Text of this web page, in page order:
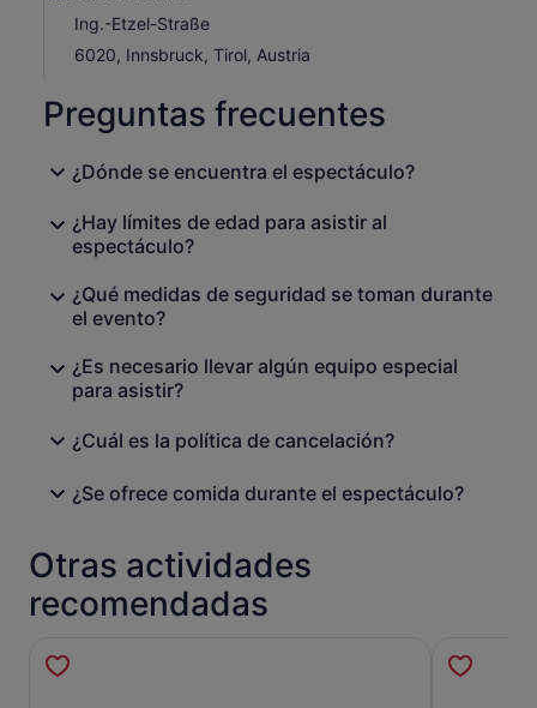
Ing.-Etzel-Straße
6020, Innsbruck, Tirol, Austria
Preguntas frecuentes
¿Dónde se encuentra el espectáculo?
¿Hay límites de edad para asistir al
espectáculo?
¿Qué medidas de seguridad se toman durante
el evento?
¿Es necesario llevar algún equipo especial
para asistir?
¿Cuál es la política de cancelación?
¿Se ofrece comida durante el espectáculo?
Otras actividades
recomendadas